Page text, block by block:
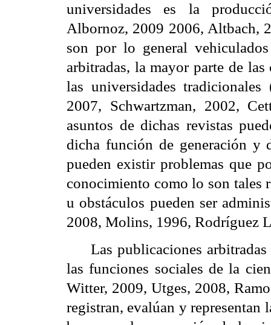
universidades es la
Albornoz, 2009 2006, Altbach,
son por lo general
arbitradas, la mayor parte de
las universidades
2007, Schwartzman, 2002,
asuntos de dichas revistas
dicha función de generación y
pueden existir problemas que
conocimiento como lo son tales
u obstáculos pueden ser
2008, Molins, 1996, Rodríguez
Las publicaciones
las funciones sociales de la
Witter, 2009, Utges, 2008,
registran, evalúan y representan